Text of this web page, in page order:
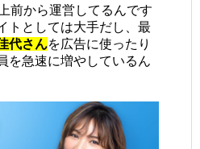
前から運営してるんです
トとしては大手だし、最
代さんを広告に使ったり
を急速に増やしているん